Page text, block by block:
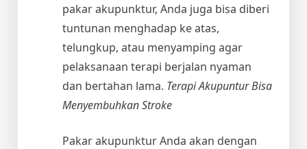
pakar akupunktur, Anda juga bisa diberi
tuntunan menghadap ke atas,
telungkup, atau menyamping agar
pelaksanaan terapi berjalan nyaman
dan bertahan lama. Terapi Akupuntur Bisa
Menyembuhkan Stroke
Pakar akupunktur Anda akan dengan